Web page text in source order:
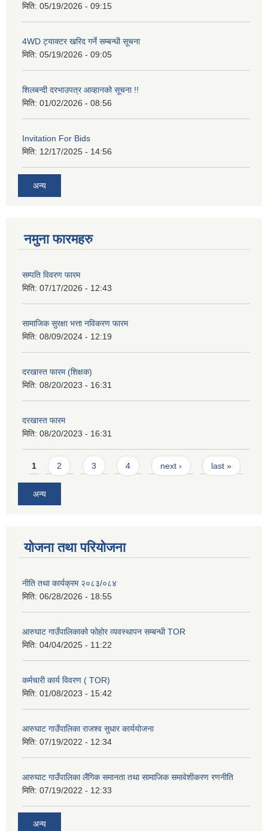
मिति: 05/19/2026 - 09:15
4WD ट्याक्टर खरिद गर्ने सम्बन्धी सूचना
मिति: 05/19/2026 - 09:05
शिलबन्दी दरभाउपत्र आव्हानको सूचना !!
मिति: 01/02/2026 - 08:56
Invitation For Bids
मिति: 12/17/2025 - 14:56
अन्य
नमुना फारमहरु
सम्पति विवरण फारम
मिति: 07/17/2026 - 12:43
सामाजिक सुरक्षा भत्ता नविकरण फारम
मिति: 08/09/2024 - 12:19
दरखास्त फारम (शिक्षक)
मिति: 08/20/2023 - 16:31
दरखास्त फारम
मिति: 08/20/2023 - 16:31
Pages
1 2 3 4 next › last »
अन्य
योजना तथा परियोजना
नीति तथा कार्यक्रम २०८३/०८४
मिति: 06/28/2026 - 18:55
आरुघाट गाउँपालिकाको फोहोर व्यवस्थापन सम्बन्धी TOR
मिति: 04/04/2025 - 11:22
कर्मचारी कार्य विवरण ( TOR)
मिति: 01/08/2023 - 15:42
आरुघाट गाउँपालिका राजश्व सुधार कार्ययोजना
मिति: 07/19/2022 - 12:34
आरुघाट गाउँपालिका लैंगिक समानता तथा सामाजिक समावेशीकरण रणनीति
मिति: 07/19/2022 - 12:33
अन्य